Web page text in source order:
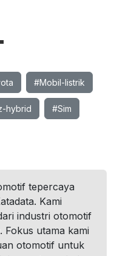
#Mobil-listrik
hybrid #Sim
tepercaya
Kami
industri otomotif
Fokus utama kami
otomotif untuk